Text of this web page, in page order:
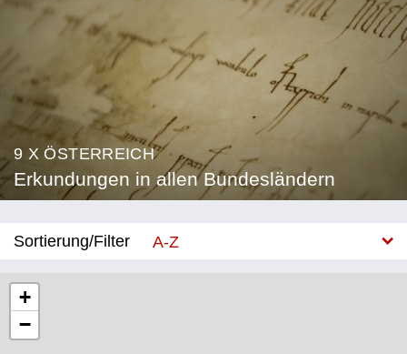
9 X ÖSTERREICH
Erkundungen in allen Bundesländern
Sortierung/Filter
A-Z
+
−